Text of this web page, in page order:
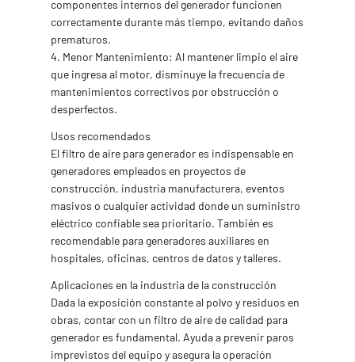
componentes internos del generador funcionen
correctamente durante más tiempo, evitando daños
prematuros.
4. Menor Mantenimiento: Al mantener limpio el aire
que ingresa al motor, disminuye la frecuencia de
mantenimientos correctivos por obstrucción o
desperfectos.
Usos recomendados
El filtro de aire para generador es indispensable en
generadores empleados en proyectos de
construcción, industria manufacturera, eventos
masivos o cualquier actividad donde un suministro
eléctrico confiable sea prioritario. También es
recomendable para generadores auxiliares en
hospitales, oficinas, centros de datos y talleres.
Aplicaciones en la industria de la construcción
Dada la exposición constante al polvo y residuos en
obras, contar con un filtro de aire de calidad para
generador es fundamental. Ayuda a prevenir paros
imprevistos del equipo y asegura la operación